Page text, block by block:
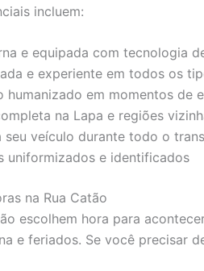
incluem:
e equipada com tecnologia
e experiente em todos os
humanizado em momentos de
na Lapa e regiões
seu veículo durante todo o
uniformizados e identificados
na Rua Catão
escolhem hora para
e feriados. Se você precisar